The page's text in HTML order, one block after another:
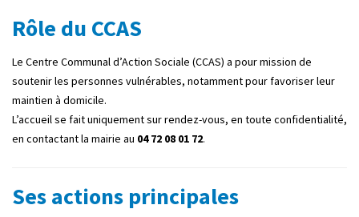
Rôle du CCAS
Le Centre Communal d’Action Sociale (CCAS) a pour mission de
soutenir les personnes vulnérables, notamment pour favoriser leur
maintien à domicile.
L’accueil se fait uniquement sur rendez-vous, en toute confidentialité,
en contactant la mairie au 04 72 08 01 72.
Ses actions principales